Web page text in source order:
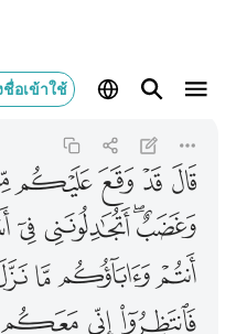
ชื่อเข้าใช้
ﱹ ﱺﱻﱼ
ﲀﲁﲂﲃ
ﲆﲇﲈ
ﲏﲐ ﲑ